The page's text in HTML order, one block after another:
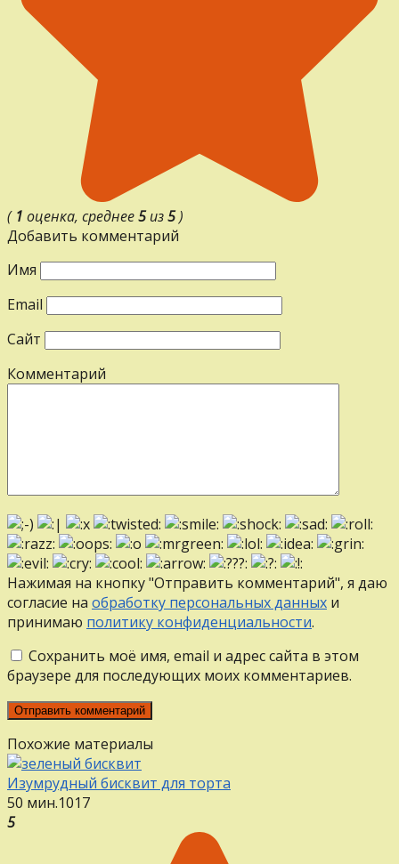
( 1 оценка, среднее5из5)
Добавить комментарий
Имя
Email
Сайт
Комментарий
Нажимая на кнопку "Отправить комментарий", я даю
согласие на обработку персональных данных и
принимаю политику конфиденциальности.
Сохранить моё имя, email и адрес сайта в этом
браузере для последующих моих комментариев.
Похожие материалы
Изумрудный бисквит для торта
50 мин.1017
5